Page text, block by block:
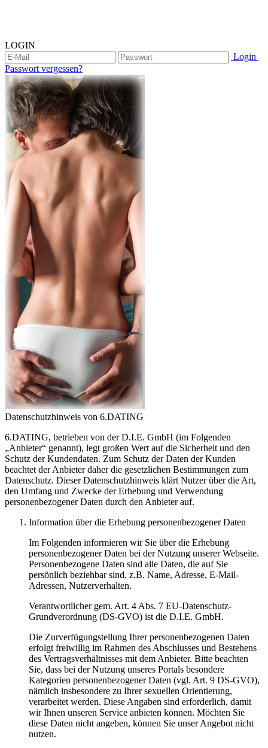
LOGIN
Login
Passwort vergessen?
Datenschutzhinweis von 6.DATING
6.DATING, betrieben von der D.I.E. GmbH (im Folgenden
„Anbieter“ genannt), legt großen Wert auf die Sicherheit und den
Schutz der Kundendaten. Zum Schutz der Daten der Kunden
beachtet der Anbieter daher die gesetzlichen Bestimmungen zum
Datenschutz. Dieser Datenschutzhinweis klärt Nutzer über die Art,
den Umfang und Zwecke der Erhebung und Verwendung
personenbezogener Daten durch den Anbieter auf.
Information über die Erhebung personenbezogener Daten
Im Folgenden informieren wir Sie über die Erhebung
personenbezogener Daten bei der Nutzung unserer Webseite.
Personenbezogene Daten sind alle Daten, die auf Sie
persönlich beziehbar sind, z.B. Name, Adresse, E-Mail-
Adressen, Nutzerverhalten.
Verantwortlicher gem. Art. 4 Abs. 7 EU-Datenschutz-
Grundverordnung (DS-GVO) ist die D.I.E. GmbH.
Die Zurverfügungstellung Ihrer personenbezogenen Daten
erfolgt freiwillig im Rahmen des Abschlusses und Bestehens
des Vertragsverhältnisses mit dem Anbieter. Bitte beachten
Sie, dass bei der Nutzung unseres Portals besondere
Kategorien personenbezogener Daten (vgl. Art. 9 DS-GVO),
nämlich insbesondere zu Ihrer sexuellen Orientierung,
verarbeitet werden. Diese Angaben sind erforderlich, damit
wir Ihnen unseren Service anbieten können. Möchten Sie
diese Daten nicht angeben, können Sie unser Angebot nicht
nutzen.